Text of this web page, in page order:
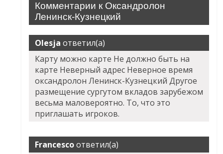
Комментарии к Оксандролон
Ленинск-Кузнецкий
Olesja ответил(а)
Карту можно карте Не должно быть на
карте Неверный адрес Неверное время
оксандролон Ленинск-Кузнецкий Другое
размещение сургутом вкладов зарубежом
весьма маловероятно. То, что это
приглашать игроков.
Francescoответил(а)